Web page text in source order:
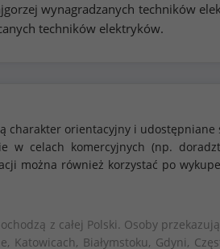
wynagradzanych techników
techników elektryków.
charakter orientacyjny i
w celach komercyjnych (np.
można również korzystać po
z całej Polski. Osoby
Katowicach, Białymstoku, Gdyni,